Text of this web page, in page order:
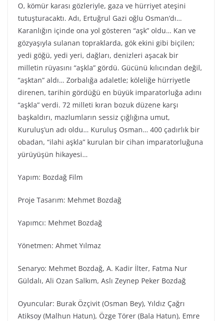
O, kömür karası gözleriyle, gaza ve hürriyet ateşini
tutuşturacaktı. Adı, Ertuğrul Gazi oğlu Osman’dı…
Karanlığın içinde ona yol gösteren “aşk” oldu… Kan ve
gözyaşıyla sulanan topraklarda, gök ekini gibi biçilen;
yedi göğü, yedi yeri, dağları, denizleri aşacak bir
milletin rüyasını “aşkla” gördü. Gücünü kılıcından değil,
“aşktan” aldı… Zorbalığa adaletle; köleliğe hürriyetle
direnen, tarihin gördüğü en büyük imparatorluğa adını
“aşkla” verdi. 72 milleti kıran bozuk düzene karşı
başkaldırı, mazlumların sessiz çığlığına umut,
Kuruluş’un adı oldu… Kuruluş Osman… 400 çadırlık bir
obadan, “ilahi aşkla” kurulan bir cihan imparatorluğuna
yürüyüşün hikayesi…
Yapım: Bozdağ Fi̇lm
Proje Tasarım: Mehmet Bozdağ
Yapımcı: Mehmet Bozdağ
Yönetmen: Ahmet Yılmaz
Senaryo: Mehmet Bozdağ, A. Kadir İlter, Fatma Nur
Güldalı, Ali Ozan Salkım, Aslı Zeynep Peker Bozdağ
Oyuncular: Burak Özçivit (Osman Bey), Yıldız Çağrı
Atiksoy (Malhun Hatun), Özge Törer (Bala Hatun), Emre